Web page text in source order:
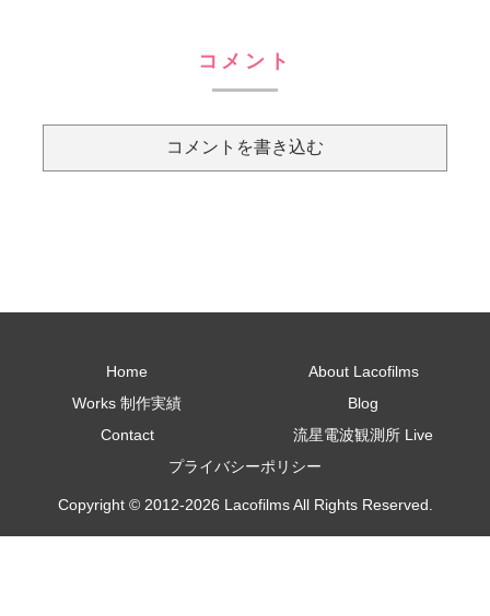
コメント
コメントを書き込む
Home
About Lacofilms
Works 制作実績
Blog
Contact
流星電波観測所 Live
プライバシーポリシー
Copyright © 2012-2026 Lacofilms All Rights Reserved.